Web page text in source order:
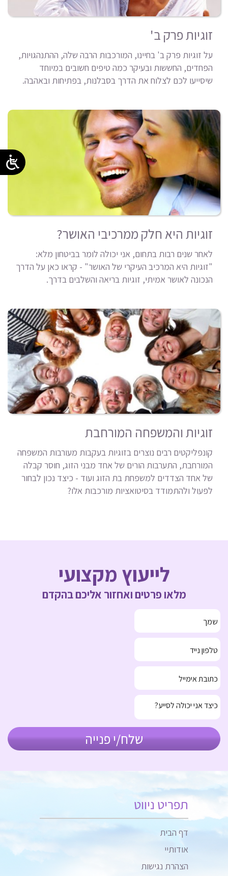
זוגיות פרק ב'
על זוגיות פרק ב' בחיינו, המורכבות הרבה שלה, ההתנהגויות,
הפחדים, החששות ובעיקר כמה טיפים חשובים במיוחד
שיסייעו לכם לצלוח את הדרך בסבלנות, בפתיחות ובאהבה.
זוגיות היא חלק ממרכיבי האושר?
לאחר שנים רבות בתחום, אני יכולה לומר בביטחון מלא:
"זוגיות היא המרכיב העיקרי של האושר" - קראו כאן על הדרך
הנכונה לאושר אמיתי, זוגיות בריאה והשלבים בדרך.
זוגיות והמשפחה המורחבת
קונפליקטים רבים נוצרים בזוגיות בעקבות מעורבות המשפחה
המורחבת, התערבות הורים של אחד מבני הזוג, חוסר קבלה
של אחד הצדדים למשפחת בת הזוג ועוד - כיצד נכון לבחור
לפעול ולהתמודד בסיטואציות מורכבות אלו?
לייעוץ מקצועי
מלאו פרטים ואחזור אליכם בהקדם
תפריט ניווט
דף הבית
אודותיי
הצהרת נגישות